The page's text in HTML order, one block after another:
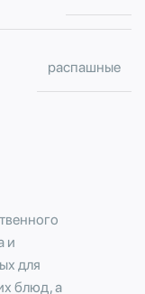
и
для
блюд, а
распашные